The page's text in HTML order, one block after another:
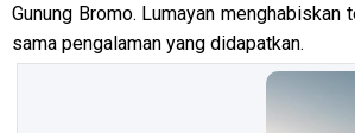
Gunung Bromo. Lumayan menghabiskan
sama pengalaman yang didapatkan.